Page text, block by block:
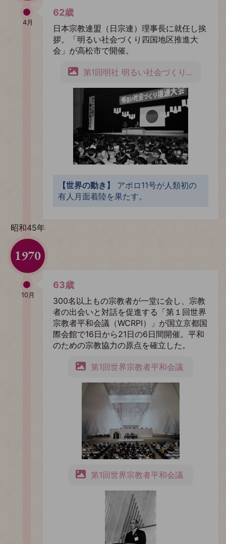
4月
62歳
日本宗教連盟（日宗連）理事長に就任し挨
拶。「明るい社会づくり四国地区推進大
会」が高松市で開催。
第1回明社 明るい社会づくり運動推進大会
【世界の動き】
アポロ11号が人類初の
有人月面着陸を果たす。
昭和45年
1970
10月
63歳
300名以上もの宗教者が一堂に会し、宗教
者の出会いと対話を促進する「第１回世界
宗教者平和会議（WCRPI）」が国立京都国
際会館で16日から21日の6日間開催。平和
のための宗教協力の原点を確立した。
第1回世界宗教者平和会議
第1回世界宗教者平和会議